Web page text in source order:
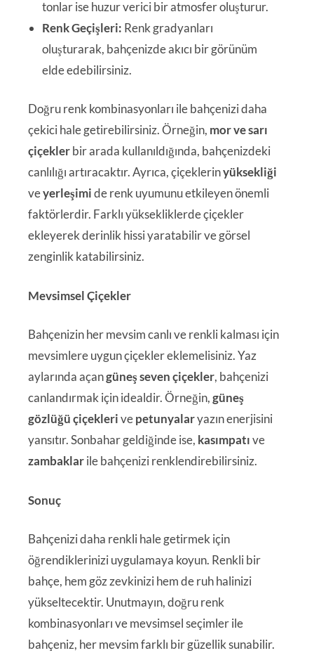
tonlar ise huzur verici bir atmosfer oluşturur.
Renk Geçişleri: Renk gradyanları
oluşturarak, bahçenizde akıcı bir görünüm
elde edebilirsiniz.
Doğru renk kombinasyonları ile bahçenizi daha
çekici hale getirebilirsiniz. Örneğin, mor ve sarı
çiçeklerbir arada kullanıldığında, bahçenizdeki
canlılığı artıracaktır. Ayrıca, çiçeklerinyüksekliği
veyerleşimide renk uyumunu etkileyen önemli
faktörlerdir. Farklı yüksekliklerde çiçekler
ekleyerek derinlik hissi yaratabilir ve görsel
zenginlik katabilirsiniz.
Mevsimsel Çiçekler
Bahçenizin her mevsim canlı ve renkli kalması için
mevsimlere uygun çiçekler eklemelisiniz. Yaz
aylarında açangüneş seven çiçekler, bahçenizi
canlandırmak için idealdir. Örneğin,güneş
gözlüğü çiçeklerivepetunyalaryazın enerjisini
yansıtır. Sonbahar geldiğinde ise, kasımpatıve
zambaklarile bahçenizi renklendirebilirsiniz.
Sonuç
Bahçenizi daha renkli hale getirmek için
öğrendiklerinizi uygulamaya koyun. Renkli bir
bahçe, hem göz zevkinizi hem de ruh halinizi
yükseltecektir. Unutmayın, doğru renk
kombinasyonları ve mevsimsel seçimler ile
bahçeniz, her mevsim farklı bir güzellik sunabilir.